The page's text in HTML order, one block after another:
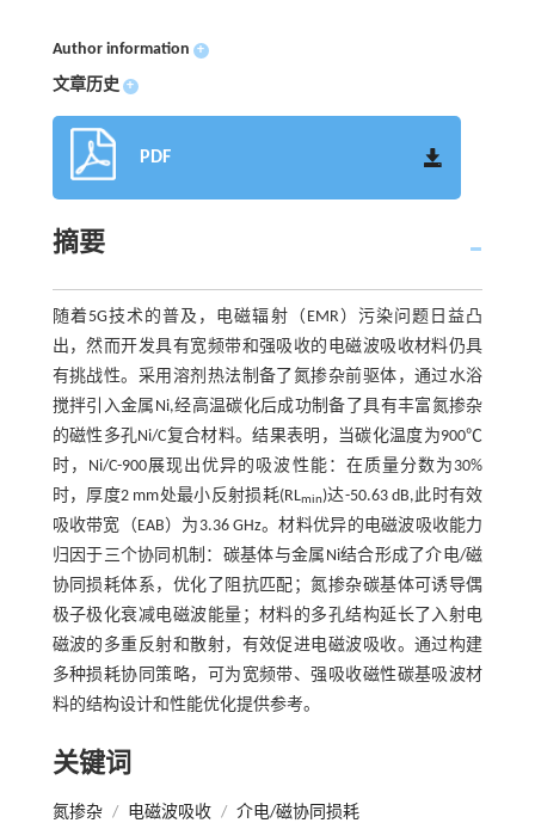
Author information +
文章历史 +
PDF
摘要
随着5G技术的普及，电磁辐射（EMR）污染问题日益凸
出，然而开发具有宽频带和强吸收的电磁波吸收材料仍具
有挑战性。采用溶剂热法制备了氮掺杂前驱体，通过水浴
搅拌引入金属Ni,经高温碳化后成功制备了具有丰富氮掺杂
的磁性多孔Ni/C复合材料。结果表明，当碳化温度为900℃
时，Ni/C-900展现出优异的吸波性能：在质量分数为30%
时，厚度2 mm处最小反射损耗(RLmin)达-50.63 dB,此时有效
吸收带宽（EAB）为3.36 GHz。材料优异的电磁波吸收能力
归因于三个协同机制：碳基体与金属Ni结合形成了介电/磁
协同损耗体系，优化了阻抗匹配；氮掺杂碳基体可诱导偶
极子极化衰减电磁波能量；材料的多孔结构延长了入射电
磁波的多重反射和散射，有效促进电磁波吸收。通过构建
多种损耗协同策略，可为宽频带、强吸收磁性碳基吸波材
料的结构设计和性能优化提供参考。
关键词
氮掺杂 / 电磁波吸收 / 介电/磁协同损耗